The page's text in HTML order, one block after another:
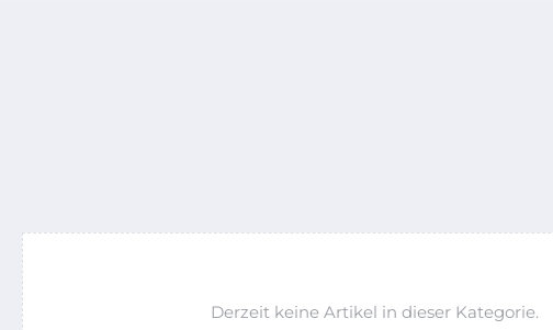
Derzeit keine Artikel in dieser Kategorie.